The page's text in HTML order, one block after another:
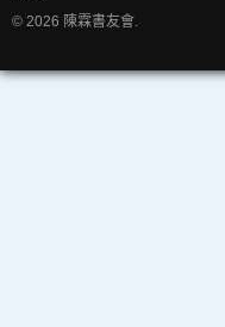
© 2026 陳霖書友會.